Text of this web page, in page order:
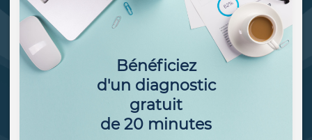
Bénéficiez
d'un diagnostic
gratuit
de 20 minutes